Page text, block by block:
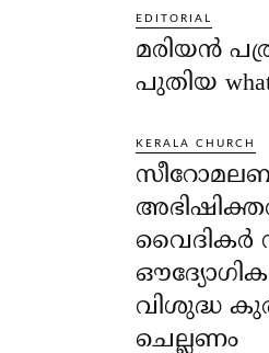
EDITORIAL
മരിയൻ
പുതിയ
KERALA CHURCH
വൈദികർ
വിശുദ്ധ
ചെല്ലണം